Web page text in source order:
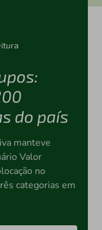
do país
manteve
Valor
no
categorias em